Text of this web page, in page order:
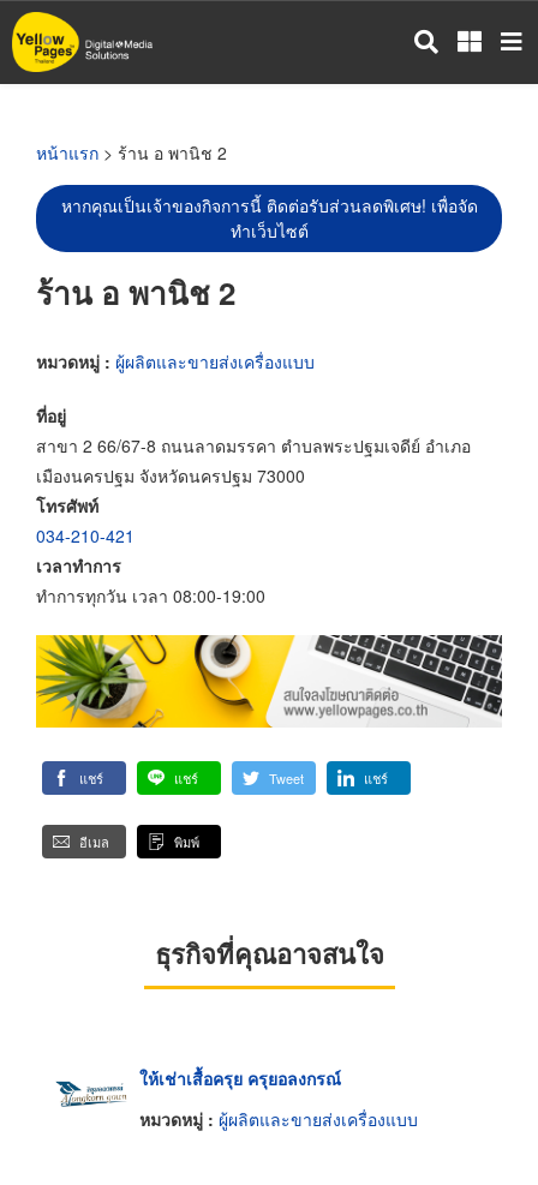
ข้าม
ไป
หน้าแรก > ร้าน อ พานิช 2
หากคุณเป็นเจ้าของกิจการนี้ ติดต่อรับส่วนลดพิเศษ! เพื่อจัด
ทำเว็บไซต์
ร้าน อ พานิช 2
หมวดหมู่ : ผู้ผลิตและขายส่งเครื่องแบบ
ที่อยู่
สาขา 2 66/67-8 ถนนลาดมรรคา ตำบลพระปฐมเจดีย์ อำเภอ
เมืองนครปฐม จังหวัดนครปฐม 73000
โทรศัพท์
034-210-421
เวลาทำการ
ทำการทุกวัน เวลา 08:00-19:00
แชร์ แชร์ Tweet แชร์
อีเมล พิมพ์
ธุรกิจที่คุณอาจสนใจ
ให้เช่าเสื้อครุย ครุยอลงกรณ์
หมวดหมู่ : ผู้ผลิตและขายส่งเครื่องแบบ